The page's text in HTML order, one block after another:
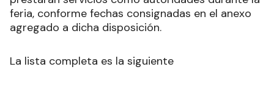
feria, conforme fechas consignadas en el anexo
agregado a dicha disposición.
La lista completa es la siguiente